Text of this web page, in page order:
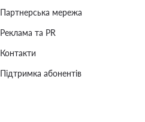
Партнерська мережа
Реклама та PR
Контакти
Підтримка абонентів